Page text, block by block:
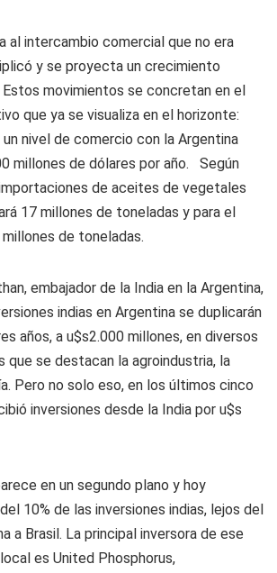
al intercambio comercial que no era
y se proyecta un crecimiento
Estos movimientos se concretan en el
que ya se visualiza en el horizonte:
nivel de comercio con la Argentina
millones de dólares por año. Según
de aceites de vegetales
17 millones de toneladas y para el
de toneladas.
embajador de la India en la Argentina,
indias en Argentina se duplicarán
años, a u$s2.000 millones, en diversos
se destacan la agroindustria, la
Pero no solo eso, en los últimos cinco
inversiones desde la India por u$s
en un segundo plano y hoy
10% de las inversiones indias, lejos del
a Brasil. La principal inversora de ese
es United Phosphorus,